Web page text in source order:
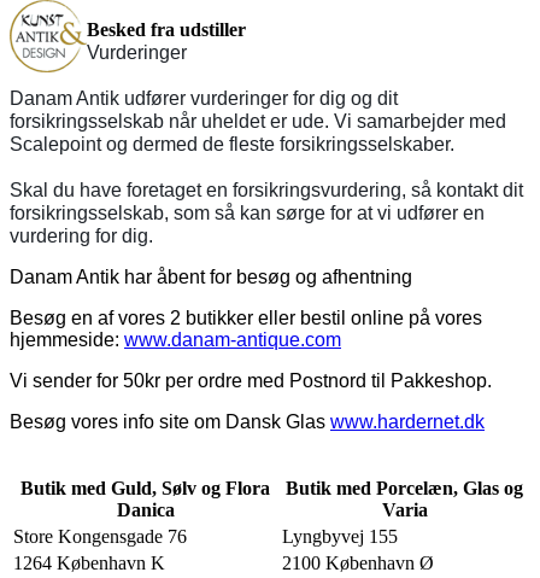
Besked fra udstiller
Vurderinger
Danam Antik udfører vurderinger for dig og dit
forsikringsselskab når uheldet er ude. Vi samarbejder med
Scalepoint og dermed de fleste forsikringsselskaber.
Skal du have foretaget en forsikringsvurdering, så kontakt dit
forsikringsselskab, som så kan sørge for at vi udfører en
vurdering for dig.
Danam Antik har åbent for besøg og afhentning
Besøg en af vores 2 butikker eller bestil online på vores
hjemmeside: www.danam-antique.com
Vi sender for 50kr per ordre med Postnord til Pakkeshop.
Besøg vores info site om Dansk Glas www.hardernet.dk
Butik med Guld, Sølv og Flora
Danica
Butik med Porcelæn, Glas og
Varia
Store Kongensgade 76
Lyngbyvej 155
1264 København K
2100 København Ø